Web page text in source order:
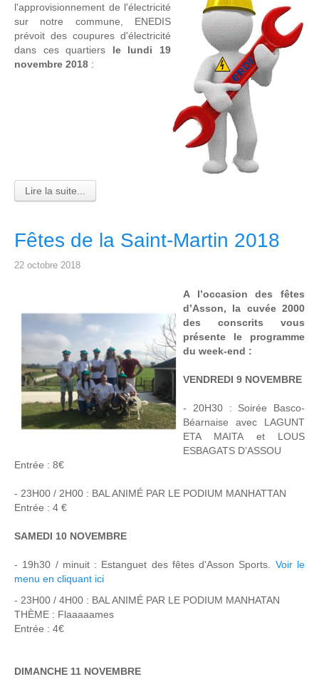
l'approvisionnement de l'électricité
sur notre commune, ENEDIS
prévoit des coupures d'électricité
dans ces quartiers le lundi 19
novembre 2018 :
Lire la suite...
Fêtes de la Saint-Martin 2018
22 octobre 2018
A l’occasion des fêtes
d’Asson, la cuvée 2000
des conscrits vous
présente le programme
du week-end :
VENDREDI 9 NOVEMBRE
- 20H30 : Soirée Basco-
Béarnaise avec LAGUNT
ETA MAITA et LOUS
ESBAGATS D’ASSOU
Entrée : 8€
- 23H00 / 2H00 : BAL ANIMÉ PAR LE PODIUM MANHATTAN
Entrée : 4 €
SAMEDI 10 NOVEMBRE
- 19h30 / minuit : Estanguet des fêtes d'Asson Sports. Voir le
menu en cliquant ici
- 23H00 / 4H00 : BAL ANIMÉ PAR LE PODIUM MANHATAN
THÈME : Flaaaaames
Entrée : 4€
DIMANCHE 11 NOVEMBRE